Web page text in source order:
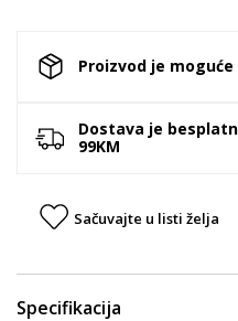
Proizvod je
Dostava je
99KM
Sačuvajte u listi želja
Specifikacija